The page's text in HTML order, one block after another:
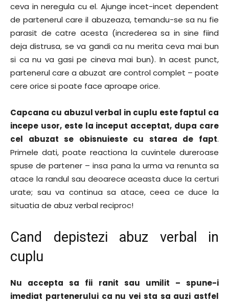
ceva in neregula cu el. Ajunge incet-incet dependent
de partenerul care il abuzeaza, temandu-se sa nu fie
parasit de catre acesta (increderea sa in sine fiind
deja distrusa, se va gandi ca nu merita ceva mai bun
si ca nu va gasi pe cineva mai bun). In acest punct,
partenerul care a abuzat are control complet – poate
cere orice si poate face aproape orice.
Capcana cu abuzul verbal in cuplu este faptul ca
incepe usor, este la inceput acceptat, dupa care
cel abuzat se obisnuieste cu starea de fapt.
Primele dati, poate reactiona la cuvintele dureroase
spuse de partener – insa pana la urma va renunta sa
atace la randul sau deoarece aceasta duce la certuri
urate; sau va continua sa atace, ceea ce duce la
situatia de abuz verbal reciproc!
Cand depistezi abuz verbal in
cuplu
Nu accepta sa fii ranit sau umilit – spune-i
imediat partenerului ca nu vei sta sa auzi astfel